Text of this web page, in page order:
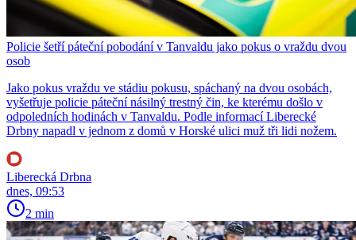
Policie šetří páteční pobodání v Tanvaldu jako pokus o vraždu dvou
osob
Jako pokus vraždu ve stádiu pokusu, spáchaný na dvou osobách,
vyšetřuje policie páteční násilný trestný čin, ke kterému došlo v
odpoledních hodinách v Tanvaldu. Podle informací Liberecké
Drbny napadl v jednom z domů v Horské ulici muž tři lidi nožem.
Liberecká Drbna
dnes, 09:53
2 min